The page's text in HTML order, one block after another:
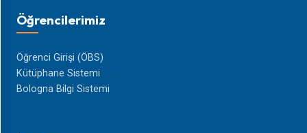
Öğrencilerimiz
Öğrenci Girişi (ÖBS)
Kütüphane Sistemi
Bologna Bilgi Sistemi